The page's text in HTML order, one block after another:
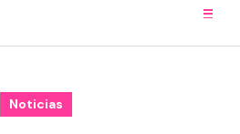
Noticias